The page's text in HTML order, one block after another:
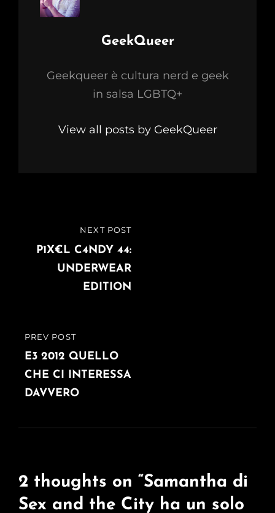
Author:
GeekQueer
Geekqueer è cultura nerd e geek
in salsa LGBTQ+
View all posts by GeekQueer
Navigazione
articoli
PREVIOUS
POST
PREV POST
E3 2012 QUELLO
CHE CI INTERESSA
DAVVERO
POST
NEXT POST
P1X€L C4NDY 44:
UNDERWEAR
EDITION
2 thoughts on “Samantha di
Sex and the City ha un solo